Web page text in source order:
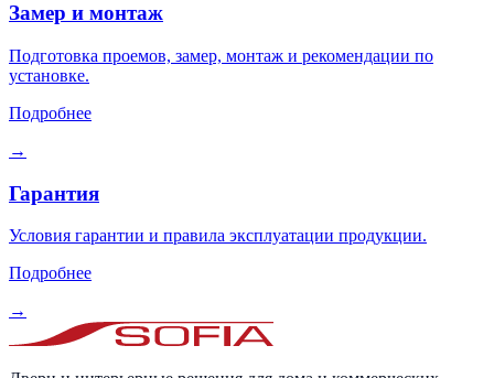
Замер и монтаж
Подготовка проемов, замер, монтаж и рекомендации по
установке.
Подробнее
→
Гарантия
Условия гарантии и правила эксплуатации продукции.
Подробнее
→